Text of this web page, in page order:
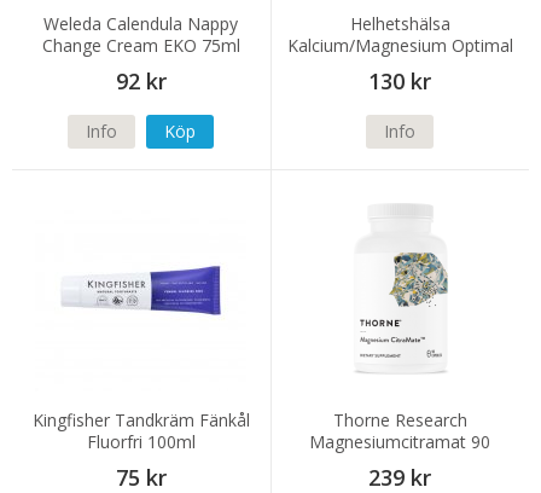
Weleda Calendula Nappy
Change Cream EKO 75ml
92 kr
Info Köp
Helhetshälsa
Kalcium/Magnesium Optimal
100 kapslar
130 kr
Info
Kingfisher Tandkräm Fänkål
Fluorfri 100ml
75 kr
Thorne Research
Magnesiumcitramat 90
kapslar
239 kr